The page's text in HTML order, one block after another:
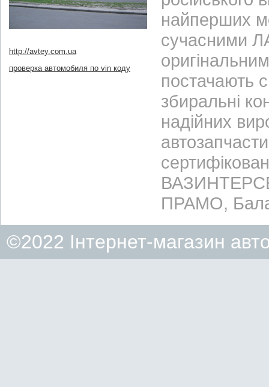
http://avtey.com.ua
проверка автомобиля по vin коду
найперших
сучасними
постачають
збиральні
надійних
ПРАМО,
©2022 Інтернет-магазин